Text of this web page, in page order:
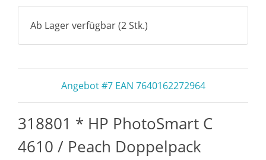
Ab Lager verfügbar (2 Stk.)
Angebot #7 EAN 7640162272964
318801 * HP PhotoSmart C
4610 / Peach Doppelpack